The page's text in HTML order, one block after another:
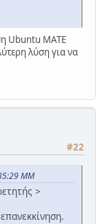
Ubuntu MATE
λύση για να
#22
ΜΜ
>